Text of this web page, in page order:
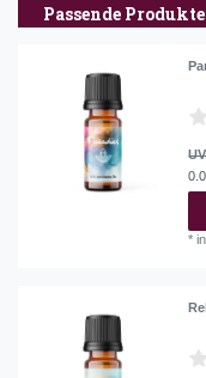
Passende Produkte
*